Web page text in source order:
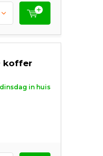
koffer
in huis